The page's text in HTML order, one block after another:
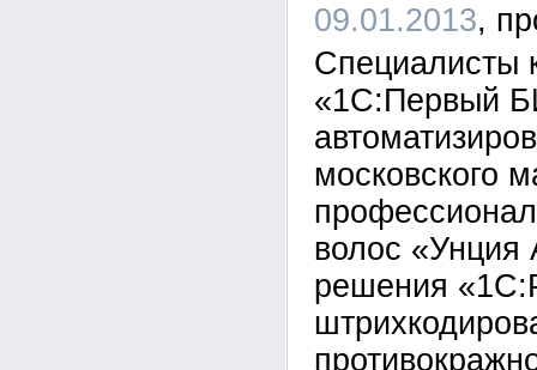
09.01.2013
Специалисты
«1С:Первый
московского
волос
решения